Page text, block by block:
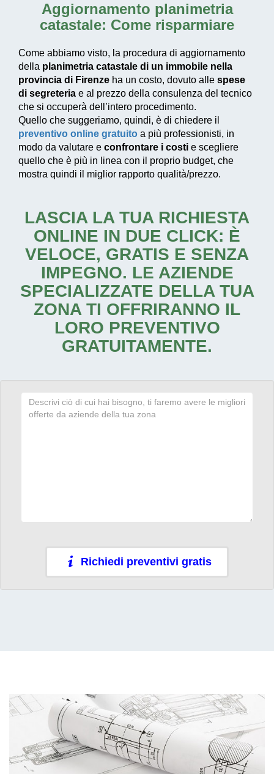
Aggiornamento planimetria
catastale: Come risparmiare
Come abbiamo visto, la procedura di aggiornamento
della planimetria catastale di un immobile nella
provincia di Firenze ha un costo, dovuto alle spese
di segreteria e al prezzo della consulenza del tecnico
che si occuperà dell’intero procedimento.
Quello che suggeriamo, quindi, è di chiedere il
preventivo online gratuito a più professionisti, in
modo da valutare e confrontare i costi e scegliere
quello che è più in linea con il proprio budget, che
mostra quindi il miglior rapporto qualità/prezzo.
LASCIA LA TUA RICHIESTA
ONLINE IN DUE CLICK: È
VELOCE, GRATIS E SENZA
IMPEGNO. LE AZIENDE
SPECIALIZZATE DELLA TUA
ZONA TI OFFRIRANNO IL
LORO PREVENTIVO
GRATUITAMENTE.
Richiedi preventivi gratis